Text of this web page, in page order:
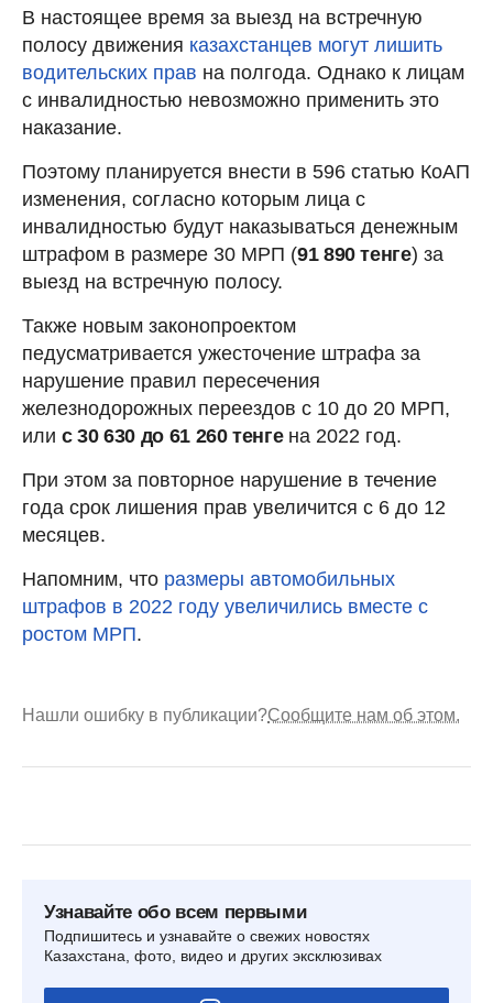
В настоящее время за выезд на встречную
полосу движения казахстанцев могут лишить
водительских прав на полгода. Однако к лицам
с инвалидностью невозможно применить это
наказание.
Поэтому планируется внести в 596 статью КоАП
изменения, согласно которым лица с
инвалидностью будут наказываться денежным
штрафом в размере 30 МРП (91 890 тенге) за
выезд на встречную полосу.
Также новым законопроектом
педусматривается ужесточение штрафа за
нарушение правил пересечения
железнодорожных переездов с 10 до 20 МРП,
или с 30 630 до 61 260 тенгена 2022 год.
При этом за повторное нарушение в течение
года срок лишения прав увеличится с 6 до 12
месяцев.
Напомним, что размеры автомобильных
штрафов в 2022 году увеличились вместе с
ростом МРП.
Нашли ошибку в публикации?Сообщите нам об этом.
Узнавайте обо всем первыми
Подпишитесь и узнавайте о свежих новостях
Казахстана, фото, видео и других эксклюзивах